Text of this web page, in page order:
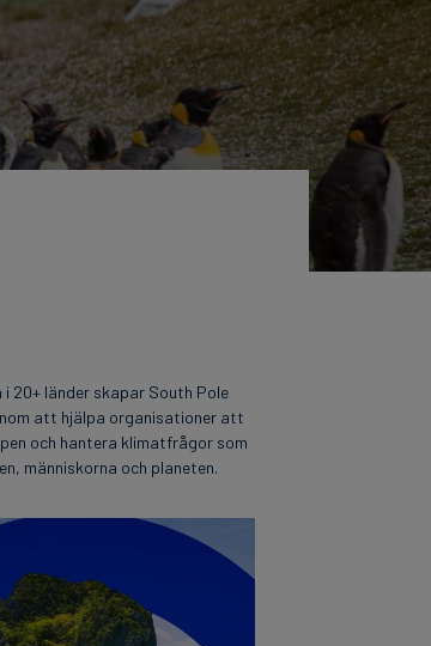
i 20+ länder skapar South Pole
att hjälpa organisationer att
och hantera klimatfrågor som
människorna och planeten.